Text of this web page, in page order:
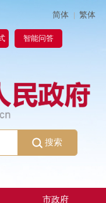
简体 | 繁体
智能问答
搜索
市政府